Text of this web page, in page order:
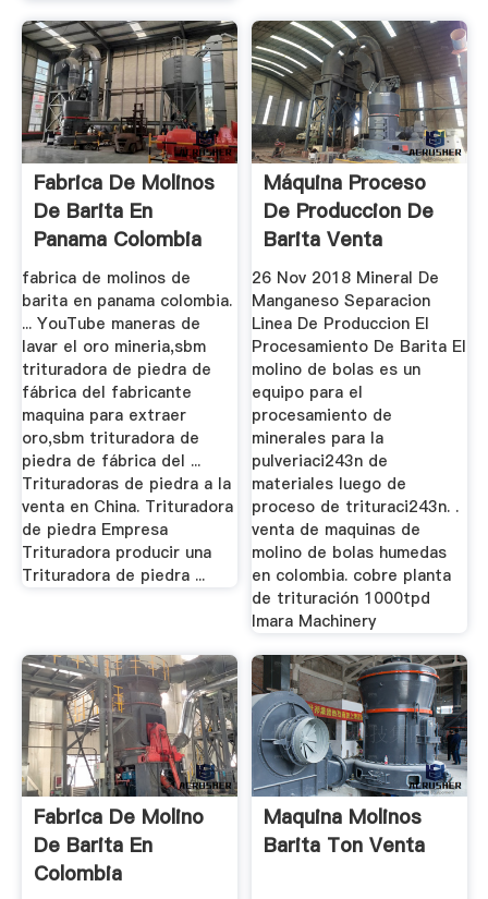
Fabrica De Molinos
De Barita En
Panama Colombia
fabrica de molinos de
barita en panama colombia.
... YouTube maneras de
lavar el oro mineria,sbm
trituradora de piedra de
fábrica del fabricante
maquina para extraer
oro,sbm trituradora de
piedra de fábrica del ...
Trituradoras de piedra a la
venta en China. Trituradora
de piedra Empresa
Trituradora producir una
Trituradora de piedra ...
Máquina Proceso
De Produccion De
Barita Venta
26 Nov 2018 Mineral De
Manganeso Separacion
Linea De Produccion El
Procesamiento De Barita El
molino de bolas es un
equipo para el
procesamiento de
minerales para la
pulveriaci243n de
materiales luego de
proceso de trituraci243n. .
venta de maquinas de
molino de bolas humedas
en colombia. cobre planta
de trituración 1000tpd
Imara Machinery
Fabrica De Molino
De Barita En
Colombia
Maquina Molinos
Barita Ton Venta